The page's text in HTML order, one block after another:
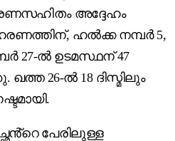
അദ്ദേഹം
ഹൽക്ക നമ്പർ 5,
27-ൽ ഉടമസ്ഥന് 47
26-ൽ 18 ദിസ്മിലും
പേരിലുള്ള